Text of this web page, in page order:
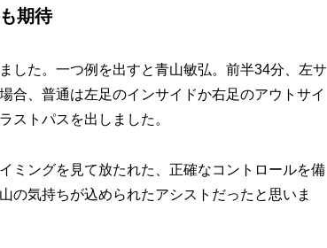
期待
した。一つ例を出すと青山敏弘。前半34分、左サ
合、普通は左足のインサイドか右足のアウトサイ
ストパスを出しました。
ミングを見て放たれた、正確なコントロールを備
の気持ちが込められたアシストだったと思いま